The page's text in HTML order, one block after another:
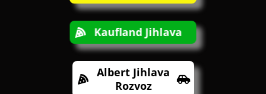
Kaufland Jihlava
Albert Jihlava
Rozvoz